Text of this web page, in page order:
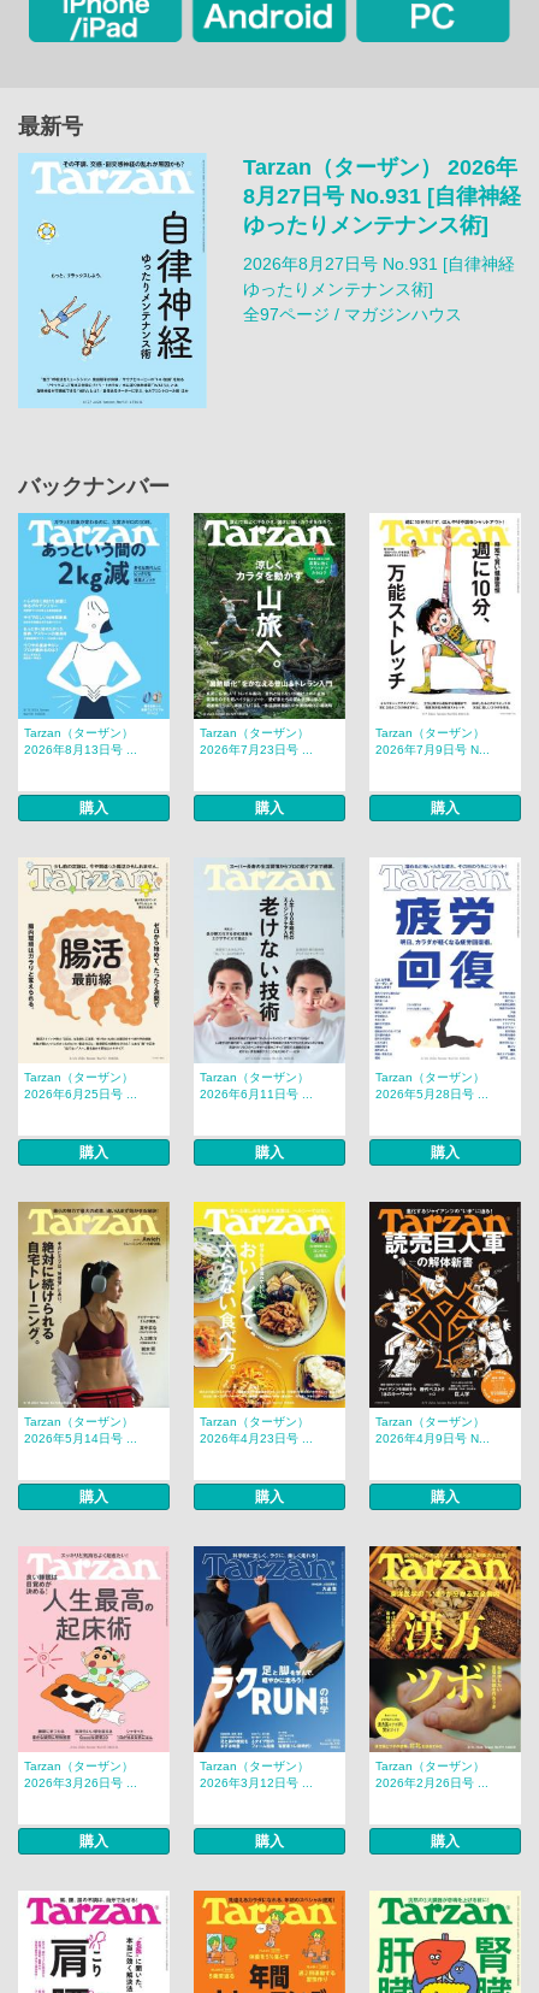
最新号
Tarzan（ターザン） 2026年
8月27日号 No.931 [自律神経
ゆったりメンテナンス術]
2026年8月27日号 No.931 [自律神経
ゆったりメンテナンス術]
全97ページ / マガジンハウス
バックナンバー
Tarzan（ターザン）
2026年8月13日号 ...
購入
Tarzan（ターザン）
2026年7月23日号 ...
購入
Tarzan（ターザン）
2026年7月9日号 N...
購入
Tarzan（ターザン）
2026年6月25日号 ...
購入
Tarzan（ターザン）
2026年6月11日号 ...
購入
Tarzan（ターザン）
2026年5月28日号 ...
購入
Tarzan（ターザン）
2026年5月14日号 ...
購入
Tarzan（ターザン）
2026年4月23日号 ...
購入
Tarzan（ターザン）
2026年4月9日号 N...
購入
Tarzan（ターザン）
2026年3月26日号 ...
購入
Tarzan（ターザン）
2026年3月12日号 ...
購入
Tarzan（ターザン）
2026年2月26日号 ...
購入